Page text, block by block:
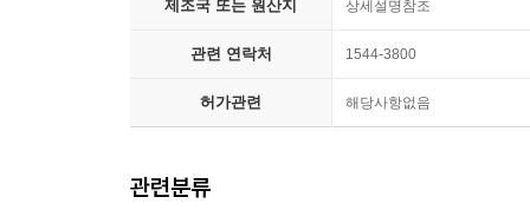
제조국 또는 원산지 상세설명참조
관련 연락처 1544-3800
허가관련 해당사항없음
관련분류